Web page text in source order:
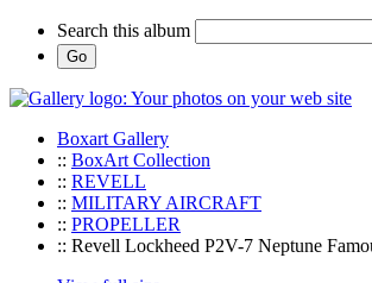
Search this album
Boxart Gallery
:: BoxArt Collection
:: REVELL
:: MILITARY AIRCRAFT
:: PROPELLER
:: Revell Lockheed P2V-7 Neptune